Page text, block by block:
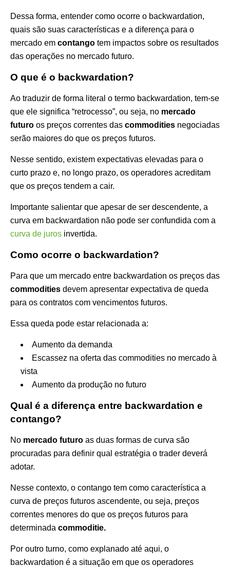
Dessa forma, entender como ocorre o backwardation,
quais são suas características e a diferença para o
mercado em contango tem impactos sobre os resultados
das operações no mercado futuro.
O que é o backwardation?
Ao traduzir de forma literal o termo backwardation, tem-se
que ele significa “retrocesso”, ou seja, no mercado
futuro os preços correntes das commodities negociadas
serão maiores do que os preços futuros.
Nesse sentido, existem expectativas elevadas para o
curto prazo e, no longo prazo, os operadores acreditam
que os preços tendem a cair.
Importante salientar que apesar de ser descendente, a
curva em backwardation não pode ser confundida com a
curva de juros invertida.
Como ocorre o backwardation?
Para que um mercado entre backwardation os preços das
commodities devem apresentar expectativa de queda
para os contratos com vencimentos futuros.
Essa queda pode estar relacionada a:
Aumento da demanda
Escassez na oferta das commodities no mercado à
vista
Aumento da produção no futuro
Qual é a diferença entre backwardation e
contango?
No mercado futuro as duas formas de curva são
procuradas para definir qual estratégia o trader deverá
adotar.
Nesse contexto, o contango tem como característica a
curva de preços futuros ascendente, ou seja, preços
correntes menores do que os preços futuros para
determinada commoditie.
Por outro turno, como explanado até aqui, o
backwardation é a situação em que os operadores